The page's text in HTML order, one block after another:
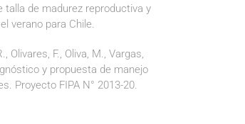
talla de madurez reproductiva y
verano para Chile.
Olivares, F., Oliva, M., Vargas,
y propuesta de manejo
Proyecto FIPA N° 2013-20.